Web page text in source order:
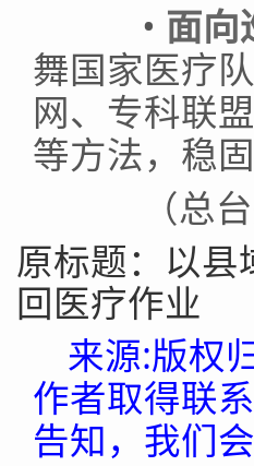
• 面向
舞国家医疗
网、专科联
等方法，稳
（总台
原标题：以县
回医疗作业
来源:版权
作者取得联
告知，我们